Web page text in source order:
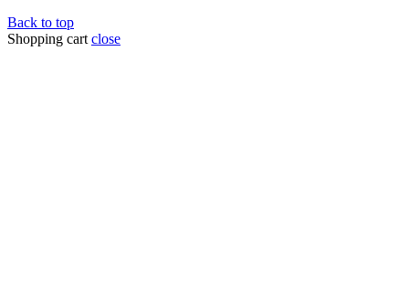
Back to top
Shopping cart close